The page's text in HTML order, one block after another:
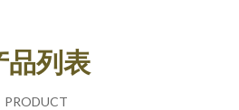
品列表
PRODUCT